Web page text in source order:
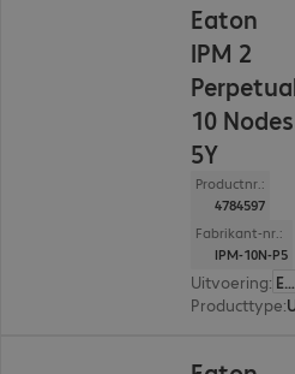
Eaton
IPM 2
10 Nodes
5Y
Productnr.:
4784597
Fabrikant-nr.:
IPM-10N-P5
Uitvoering:
Europa
Producttype: